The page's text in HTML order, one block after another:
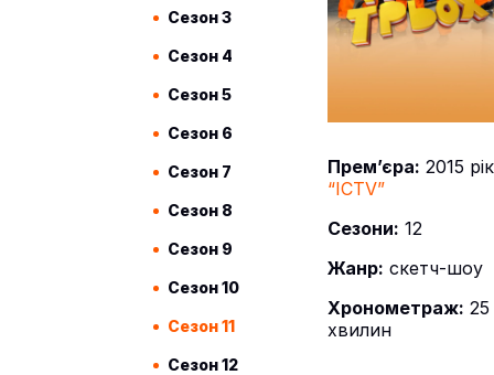
Сезон 3
Сезон 4
Сезон 5
Сезон 6
Сезон 7
Сезон 8
Сезон 9
Сезон 10
Сезон 11
Сезон 12
Прем’єра: 2015 рік
“ICTV”
Сезони: 12
Жанр: скетч-шоу
Хронометраж: 25
хвилин